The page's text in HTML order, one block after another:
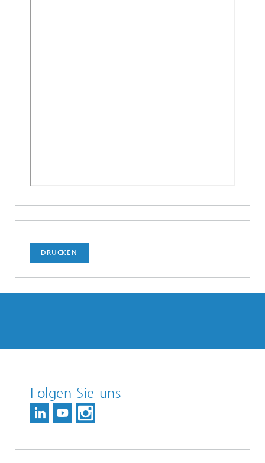
DRUCKEN
Folgen Sie uns